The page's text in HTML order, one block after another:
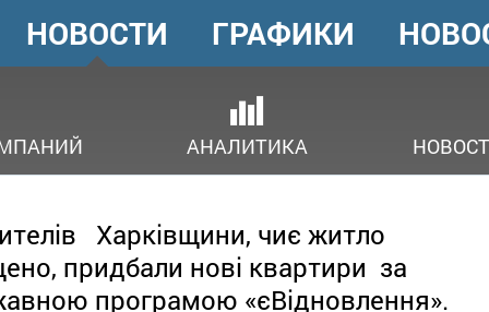
ГОЛОВНЕ
МЕНЮ
НОВОСТИ
АНАЛИТИКА
ГРАФИКИ
Харківщини, чиє житло
придбали нові квартири за
програмою «єВідновлення».